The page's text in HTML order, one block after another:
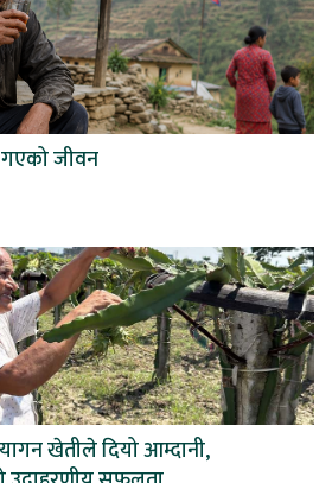
जीवन
खेतीले दियो आम्दानी,